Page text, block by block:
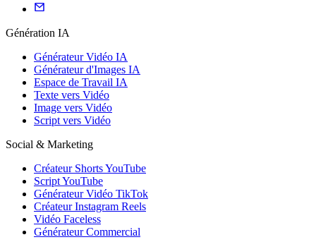
Génération IA
Générateur Vidéo IA
Générateur d'Images IA
Espace de Travail IA
Texte vers Vidéo
Image vers Vidéo
Script vers Vidéo
Social & Marketing
Créateur Shorts YouTube
Script YouTube
Générateur Vidéo TikTok
Créateur Instagram Reels
Vidéo Faceless
Générateur Commercial